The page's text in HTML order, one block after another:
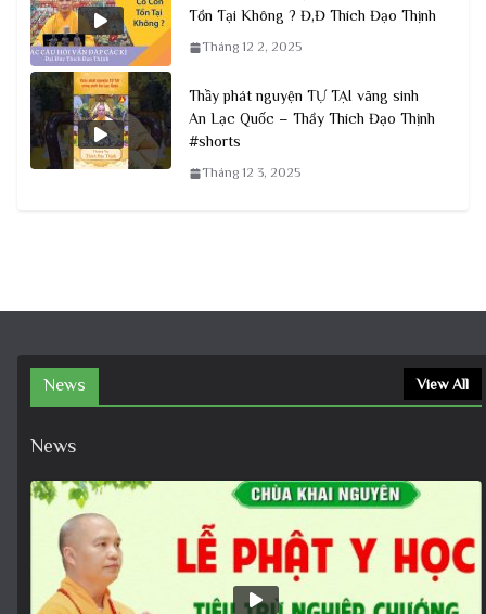
Tồn Tại Không ? Đ,Đ Thích Đạo Thịnh
Tháng 12 2, 2025
Thầy phát nguyện TỰ TẠI vãng sinh
An Lạc Quốc – Thầy Thích Đạo Thịnh
#shorts
Tháng 12 3, 2025
News View All
News